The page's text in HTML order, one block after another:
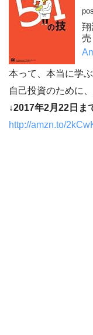
翔
売
本って、本当に学
自己投資のために
↓2017年2月22日ま
http://amzn.to/